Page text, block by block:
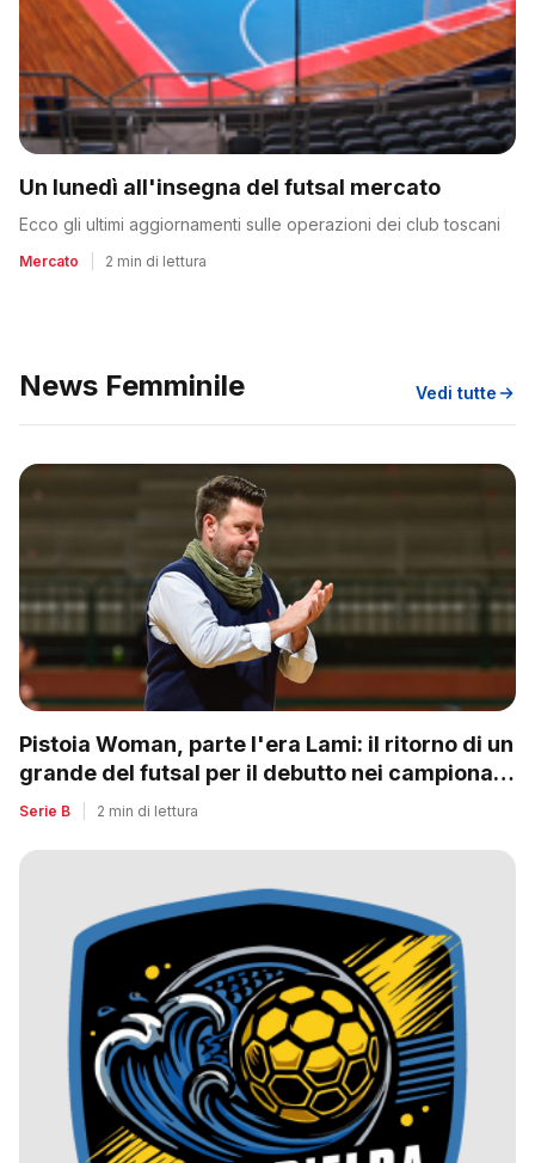
Un lunedì all'insegna del futsal mercato
Ecco gli ultimi aggiornamenti sulle operazioni dei club toscani
Mercato 2 min di lettura
News Femminile Vedi tutte
Pistoia Woman, parte l'era Lami: il ritorno di un
grande del futsal per il debutto nei campionati
nazionali
Serie B 2 min di lettura